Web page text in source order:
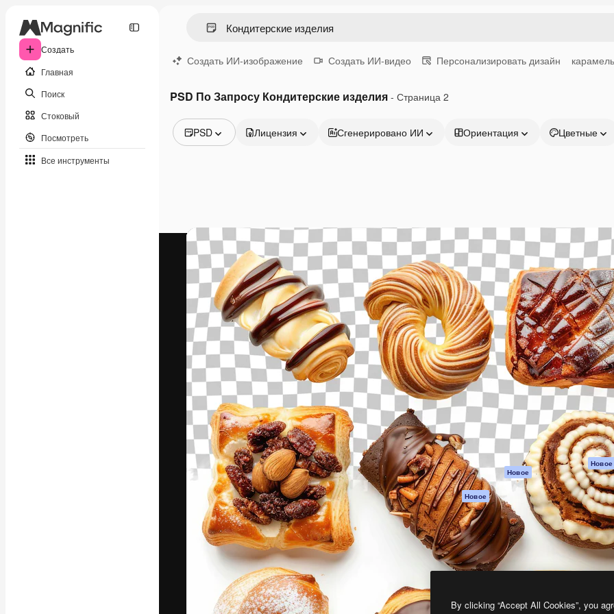
Создать
Главная
Поиск
Стоковый
Посмотреть
Все инструменты
Создать ИИ-изображение Создать ИИ-видео Персонализировать дизайн карамель
PSD По Запросу Кондитерские изделия - Страница 2
PSD
Видео
Видеоролик
Моушн-дизайн
Видеошаблоны
3D-модели
Шрифты
Лицензия Сгенерировано ИИ Ориентация Цветные
Креативная платформа для создания
ваших лучших работ. Более 1 миллиона
подписчиков среди креаторов,
предприятий, агентств и студий.
Pусский
Продукция
Spaces
ИИ-помощник
Генератор
изображений ИИ
Генератор видео
ИИ
Генератор голоса
на основе ИИ
Стоковый контент
MCP для
Claude/ChatGPT
Новое
Агенты Новое
API
Мобильное
приложение
Все инструменты
Magnific
Начать
Academy
Документация
Пакету ИИ
Служба
поддержки
Условия и
положения
Политика
Оригиналы Новое
Политика
cookie
Центр доверия
Партнеры
Предприятие
By clicking “Accept All Cookies”, you